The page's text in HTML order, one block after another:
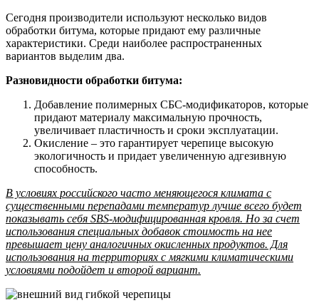
Сегодня производители используют несколько видов
обработки битума, которые придают ему различные
характеристики. Среди наиболее распространенных
вариантов выделим два.
Разновидности обработки битума:
Добавление полимерных СБС-модификаторов, которые
придают материалу максимальную прочность,
увеличивает пластичность и сроки эксплуатации.
Окисление – это гарантирует черепице высокую
экологичность и придает увеличенную адгезивную
способность.
В условиях российского часто меняющегося климата с
существенными перепадами температур лучше всего будет
показывать себя SBS-модифицированная кровля. Но за счет
использования специальных добавок стоимость на нее
превышает цену аналогичных окисленных продуктов. Для
использования на территориях с мягкими климатическими
условиями подойдет и второй вариант.